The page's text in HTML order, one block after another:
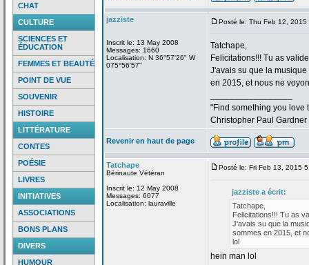
CHAT
CULTURE
SCIENCES ET
ÉDUCATION
FEMMES ET BEAUTÉ
POINT DE VUE
SOUVENIR
HISTOIRE
LITTÉRATURE
CONTES
POÉSIE
LIVRES
INITIATIVES
ASSOCIATIONS
BONS PLANS
DIVERS
HUMOUR
jazziste
Inscrit le: 13 May 2008
Messages: 1660
Localisation: N 36°57'26" W
075°56'57"
Posté le: Thu Feb 12, 2015
Tatchape,
Felicitations!!! Tu as
J'avais su que la musique
en 2015, et nous ne
"Find something you love
Christopher Paul Gardner
Revenir en haut de page
Tatchape
Bérinaute Vétéran
Inscrit le: 12 May 2008
Messages: 6077
Localisation: lauraville
Posté le: Fri Feb 13, 2015
jazziste a écrit:
Tatchape,
Felicitations!!! Tu as
J'avais su que la
sommes en 2015, et
lol
hein man lol